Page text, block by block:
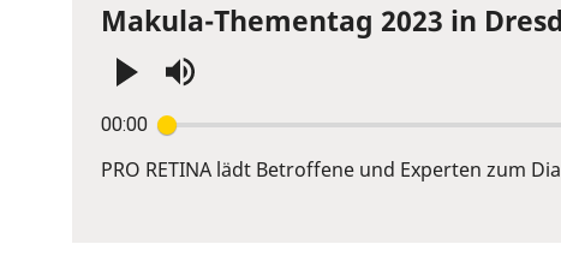
Makula-Thementag 2023 in
00:00
Enter
or
PRO RETINA lädt Betroffene und Experten zum